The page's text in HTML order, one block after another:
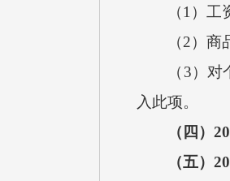
（1）工
（2）商
（ 3）对
入此项。
（四）
（五）